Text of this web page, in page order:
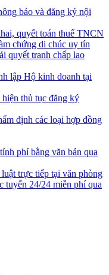
báo và đăng ký nội
quyết toán thuế TNCN
chứng di chúc uy tín
quyết tranh chấp lao
lập Hộ kinh doanh tại
thủ tục đăng ký
định các loại hợp đồng
phí bằng văn bản qua
trực tiếp tại văn phòng
tuyến 24/24 miễn phí qua